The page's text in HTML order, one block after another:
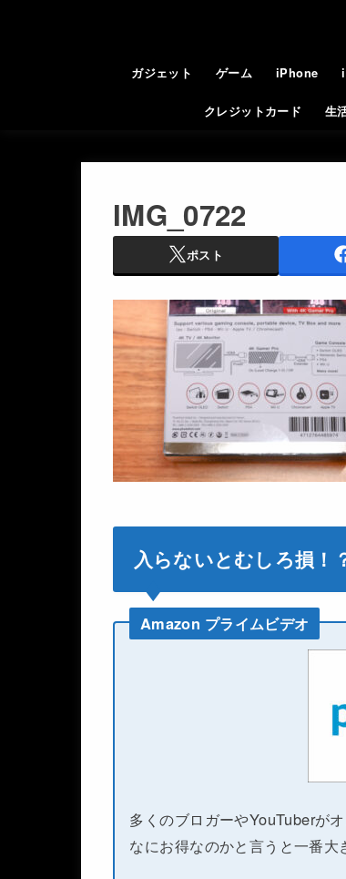
ガジェット ゲーム iPhone
クレジットカード 生
IMG_0722
ポスト
入らないとむしろ損！
Amazon プライムビデオ
多くのブロガーやYouTuberが
なにお得なのかと言うと一番大